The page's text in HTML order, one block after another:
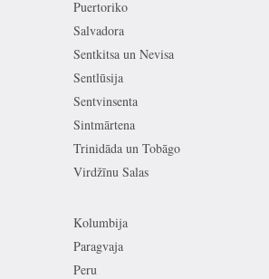
Puertoriko
Salvadora
Sentkitsa un Nevisa
Sentlūsija
Sentvinsenta
Sintmārtena
Trinidāda un Tobāgo
Virdžīnu Salas
Kolumbija
Paragvaja
Peru